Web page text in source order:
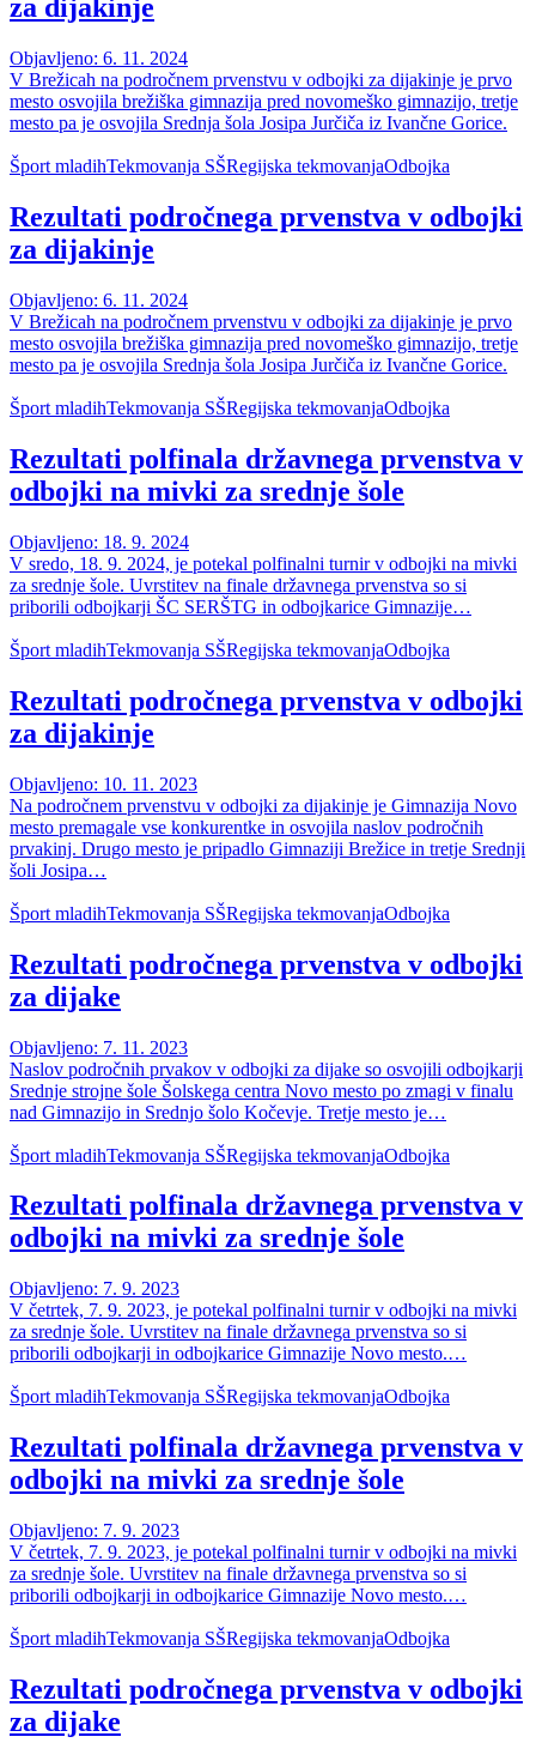
za dijakinje
Objavljeno: 6. 11. 2024
V Brežicah na področnem prvenstvu v odbojki za dijakinje je prvo
mesto osvojila brežiška gimnazija pred novomeško gimnazijo, tretje
mesto pa je osvojila Srednja šola Josipa Jurčiča iz Ivančne Gorice.
Šport mladihTekmovanja SŠRegijska tekmovanjaOdbojka
Rezultati področnega prvenstva v odbojki
za dijakinje
Objavljeno: 6. 11. 2024
V Brežicah na področnem prvenstvu v odbojki za dijakinje je prvo
mesto osvojila brežiška gimnazija pred novomeško gimnazijo, tretje
mesto pa je osvojila Srednja šola Josipa Jurčiča iz Ivančne Gorice.
Šport mladihTekmovanja SŠRegijska tekmovanjaOdbojka
Rezultati polfinala državnega prvenstva v
odbojki na mivki za srednje šole
Objavljeno: 18. 9. 2024
V sredo, 18. 9. 2024, je potekal polfinalni turnir v odbojki na mivki
za srednje šole. Uvrstitev na finale državnega prvenstva so si
priborili odbojkarji ŠC SERŠTG in odbojkarice Gimnazije…
Šport mladihTekmovanja SŠRegijska tekmovanjaOdbojka
Rezultati področnega prvenstva v odbojki
za dijakinje
Objavljeno: 10. 11. 2023
Na področnem prvenstvu v odbojki za dijakinje je Gimnazija Novo
mesto premagale vse konkurentke in osvojila naslov področnih
prvakinj. Drugo mesto je pripadlo Gimnaziji Brežice in tretje Srednji
šoli Josipa…
Šport mladihTekmovanja SŠRegijska tekmovanjaOdbojka
Rezultati področnega prvenstva v odbojki
za dijake
Objavljeno: 7. 11. 2023
Naslov področnih prvakov v odbojki za dijake so osvojili odbojkarji
Srednje strojne šole Šolskega centra Novo mesto po zmagi v finalu
nad Gimnazijo in Srednjo šolo Kočevje. Tretje mesto je…
Šport mladihTekmovanja SŠRegijska tekmovanjaOdbojka
Rezultati polfinala državnega prvenstva v
odbojki na mivki za srednje šole
Objavljeno: 7. 9. 2023
V četrtek, 7. 9. 2023, je potekal polfinalni turnir v odbojki na mivki
za srednje šole. Uvrstitev na finale državnega prvenstva so si
priborili odbojkarji in odbojkarice Gimnazije Novo mesto.…
Šport mladihTekmovanja SŠRegijska tekmovanjaOdbojka
Rezultati polfinala državnega prvenstva v
odbojki na mivki za srednje šole
Objavljeno: 7. 9. 2023
V četrtek, 7. 9. 2023, je potekal polfinalni turnir v odbojki na mivki
za srednje šole. Uvrstitev na finale državnega prvenstva so si
priborili odbojkarji in odbojkarice Gimnazije Novo mesto.…
Šport mladihTekmovanja SŠRegijska tekmovanjaOdbojka
Rezultati področnega prvenstva v odbojki
za dijake